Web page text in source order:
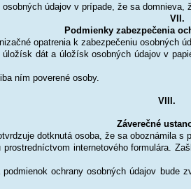
údajov v prípade, že sa domnieva,
VII.
Podmienky zabezpečenia
opatrenia k zabezpečeniu osobných
dát a úložísk osobných údajov v
ním poverené osoby.
VIII.
Záverečné
dotknutá osoba, že sa oboznámila s
internetového formulára.
ochrany osobných údajov bude